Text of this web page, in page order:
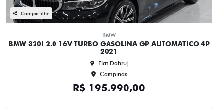
CHEVROLET EQUINOX 1.5 16V TURBO GASOLINA PREMIER
AWD AUTOMATICO 4P 2023
Fiat Dahruj
Campinas
R$ 153.990,00
2022/2023
Mais informações